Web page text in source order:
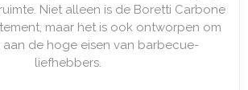
Niet alleen is de Boretti Carbone
maar het is ook ontworpen om
de hoge eisen van barbecue-
liefhebbers.